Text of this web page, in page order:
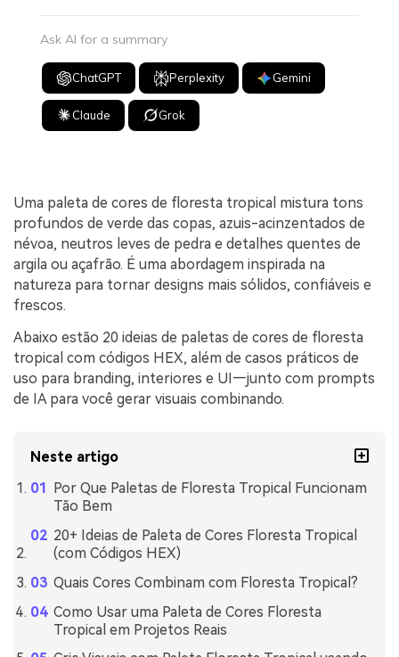
Ask AI for a summary
ChatGPT Perplexity Gemini
Claude Grok
Uma paleta de cores de floresta tropical mistura tons
profundos de verde das copas, azuis-acinzentados de
névoa, neutros leves de pedra e detalhes quentes de
argila ou açafrão. É uma abordagem inspirada na
natureza para tornar designs mais sólidos, confiáveis e
frescos.
Abaixo estão 20 ideias de paletas de cores de floresta
tropical com códigos HEX, além de casos práticos de
uso para branding, interiores e UI—junto com prompts
de IA para você gerar visuais combinando.
Neste artigo
Por Que Paletas de Floresta Tropical Funcionam
Tão Bem
20+ Ideias de Paleta de Cores Floresta Tropical
(com Códigos HEX)
Quais Cores Combinam com Floresta Tropical?
Como Usar uma Paleta de Cores Floresta
Tropical em Projetos Reais